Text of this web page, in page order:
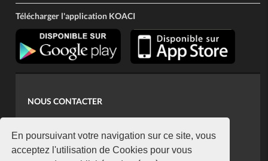
En poursuivant votre navigation sur ce site, vous
acceptez l'utilisation de Cookies pour vous
Télécharger l'application KOACI
NOUS CONTACTER
koaci@yahoo.fr
+225 07 08 85 52 93